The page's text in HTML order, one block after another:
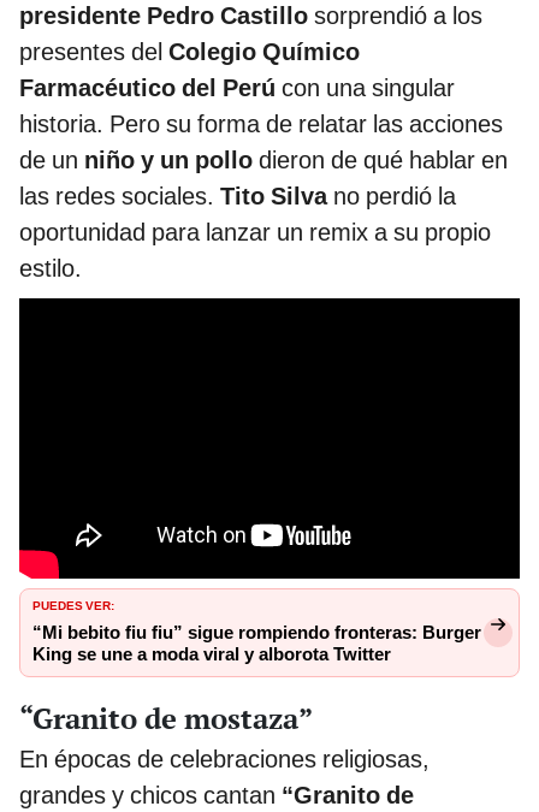
presidente Pedro Castillo sorprendió a los
presentes del Colegio Químico
Farmacéutico del Perú con una singular
historia. Pero su forma de relatar las acciones
de un niño y un pollo dieron de qué hablar en
las redes sociales. Tito Silva no perdió la
oportunidad para lanzar un remix a su propio
estilo.
PUEDES VER:
“Mi bebito fiu fiu” sigue rompiendo fronteras: Burger
King se une a moda viral y alborota Twitter
“Granito de mostaza”
En épocas de celebraciones religiosas,
grandes y chicos cantan “Granito de